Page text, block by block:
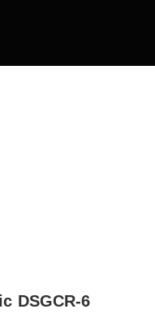
DSGCR-6